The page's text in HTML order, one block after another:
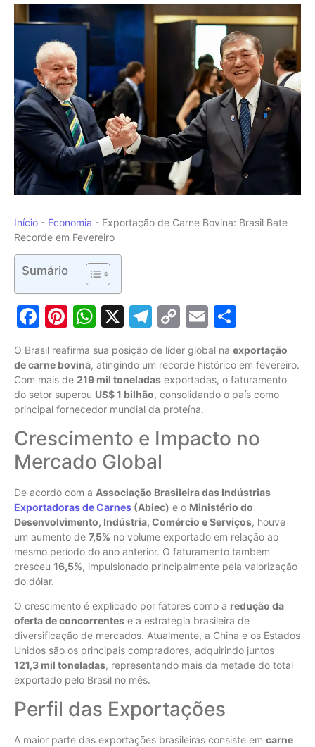
Início - Economia - Exportação de Carne Bovina: Brasil Bate
Recorde em Fevereiro
Sumário
Facebook
Pinterest
WhatsApp
X Telegram
Copy
Link
Email
O Brasil reafirma sua posição de líder global na exportação
de carne bovina, atingindo um recorde histórico em fevereiro.
Com mais de 219 mil toneladas exportadas, o faturamento
do setor superou US$ 1 bilhão, consolidando o país como
principal fornecedor mundial da proteína.
Crescimento e Impacto no
Mercado Global
De acordo com a Associação Brasileira das Indústrias
Exportadoras de Carnes (Abiec) e o Ministério do
Desenvolvimento, Indústria, Comércio e Serviços, houve
um aumento de 7,5% no volume exportado em relação ao
mesmo período do ano anterior. O faturamento também
cresceu 16,5%, impulsionado principalmente pela valorização
do dólar.
O crescimento é explicado por fatores como a redução da
oferta de concorrentes e a estratégia brasileira de
diversificação de mercados. Atualmente, a China e os Estados
Unidos são os principais compradores, adquirindo juntos
121,3 mil toneladas, representando mais da metade do total
exportado pelo Brasil no mês.
Perfil das Exportações
A maior parte das exportações brasileiras consiste em carne